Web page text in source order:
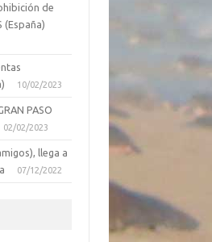
de
(España)
10/02/2023
PASO
02/02/2023
llega a
07/12/2022